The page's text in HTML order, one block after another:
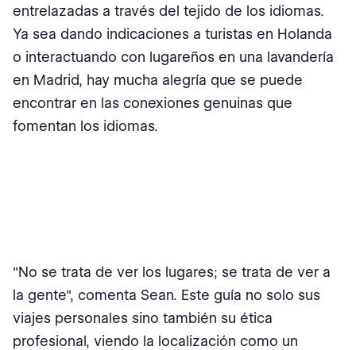
entrelazadas a través del tejido de los idiomas.
Ya sea dando indicaciones a turistas en Holanda
o interactuando con lugareños en una lavandería
en Madrid, hay mucha alegría que se puede
encontrar en las conexiones genuinas que
fomentan los idiomas.
"No se trata de ver los lugares; se trata de ver a
la gente", comenta Sean. Este guía no solo sus
viajes personales sino también su ética
profesional, viendo la localización como un